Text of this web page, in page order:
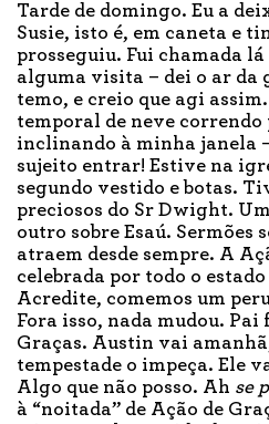
Tarde de domingo. Eu a
Susie, isto é, em caneta e
prosseguiu. Fui chamada
alguma visita – dei o ar da
temo, e creio que agi
temporal de neve correndo
inclinando à minha janela
sujeito entrar! Estive na
segundo vestido e botas.
preciosos do Sr Dwight.
outro sobre Esaú. Sermões
atraem desde sempre. A
celebrada por todo o
Acredite, comemos um
Fora isso, nada mudou. Pai
Graças. Austin vai
tempestade o impeça. Ele
Algo que não posso. Ah se
à “noitada” de Ação de